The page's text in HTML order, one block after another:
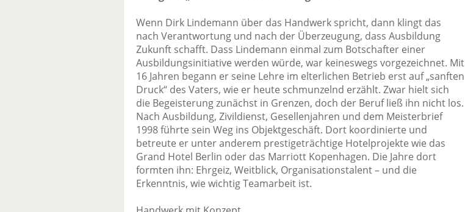
Wenn Dirk Lindemann über das Handwerk spricht, dann klingt das
nach Verantwortung und nach der Überzeugung, dass Ausbildung
Zukunft schafft. Dass Lindemann einmal zum Botschafter einer
Ausbildungsinitiative werden würde, war keineswegs vorgezeichnet. Mit
16 Jahren begann er seine Lehre im elterlichen Betrieb erst auf „sanften
Druck“ des Vaters, wie er heute schmunzelnd erzählt. Zwar hielt sich
die Begeisterung zunächst in Grenzen, doch der Beruf ließ ihn nicht los.
Nach Ausbildung, Zivildienst, Gesellenjahren und dem Meisterbrief
1998 führte sein Weg ins Objektgeschäft. Dort koordinierte und
betreute er unter anderem prestigeträchtige Hotelprojekte wie das
Grand Hotel Berlin oder das Marriott Kopenhagen. Die Jahre dort
formten ihn: Ehrgeiz, Weitblick, Organisationstalent – und die
Erkenntnis, wie wichtig Teamarbeit ist.